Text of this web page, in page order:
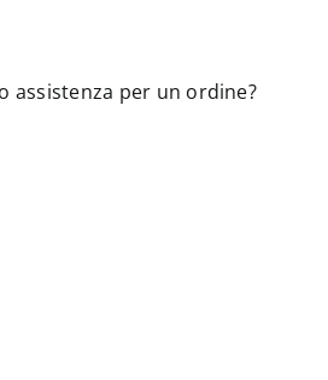
assistenza per un ordine?